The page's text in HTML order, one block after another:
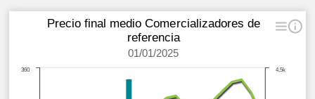
Precio final medio Comercializadores de
referencia
01/01/2025
4,5k
360